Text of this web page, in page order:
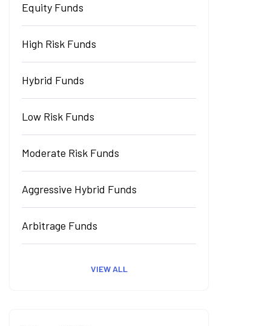
Equity Funds
High Risk Funds
Hybrid Funds
Low Risk Funds
Moderate Risk Funds
Aggressive Hybrid Funds
Arbitrage Funds
VIEW ALL